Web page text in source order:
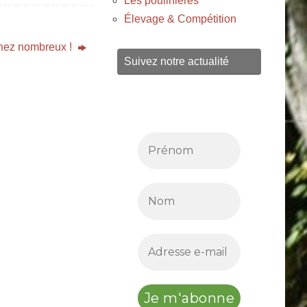
nombreux !
Élevage & Compétition
Suivez notre actualité